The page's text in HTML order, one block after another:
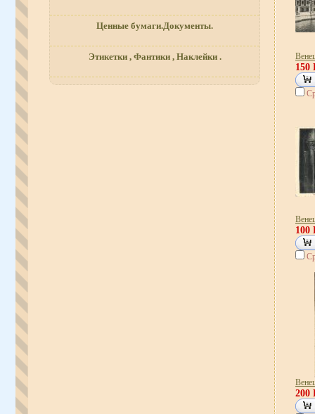
Ценные бумаги.Документы.
Этикетки , Фантики , Наклейки .
150
100
200